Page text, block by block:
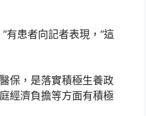
有患者向記者表現，“這
保，是落實積極生養政
經濟負擔等方面有積極